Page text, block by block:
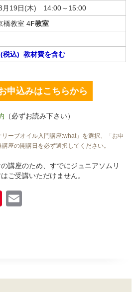
月19日(木) 14:00～15:00
橋教室 4F教室
税込) 教材費を含む
申込みはこちらから
（必ずお読み下さい）
リーブオイル入門講座:what」を選択、「お申
座の開講日を必ず選択してください。
講座のため、すでにジュニアソムリ
ご受講いただけません。
Pinterest